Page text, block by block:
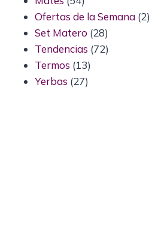
Ofertas de la Semana 2
Set Matero 28
Tendencias 72
Termos 13
Yerbas 27